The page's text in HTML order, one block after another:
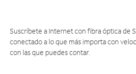
Suscríbete a Internet con fibra óptica de
conectado a lo que más importa con
con las que puedes contar.